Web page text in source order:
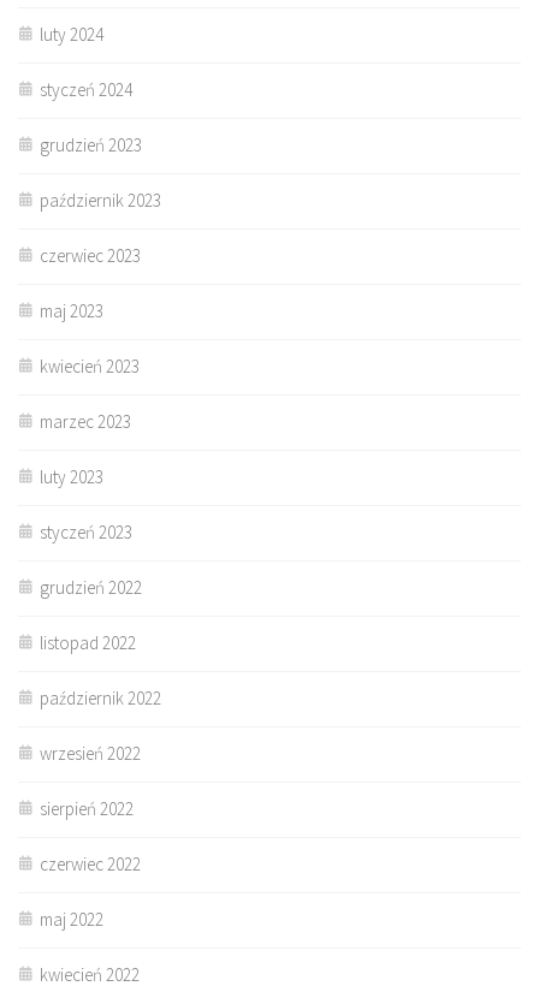
luty 2024
styczeń 2024
grudzień 2023
październik 2023
czerwiec 2023
maj 2023
kwiecień 2023
marzec 2023
luty 2023
styczeń 2023
grudzień 2022
listopad 2022
październik 2022
wrzesień 2022
sierpień 2022
czerwiec 2022
maj 2022
kwiecień 2022